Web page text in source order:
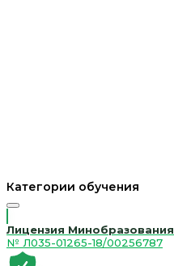
Категории обучения
Лицензия Минобразования
№ Л035-01265-18/00256787